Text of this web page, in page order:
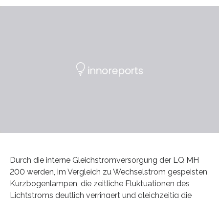
Durch die interne Gleichstromversorgung der LQ MH
200 werden, im Vergleich zu Wechselstrom gespeisten
Kurzbogenlampen, die zeitliche Fluktuationen des
Lichtstroms deutlich verringert und gleichzeitig die